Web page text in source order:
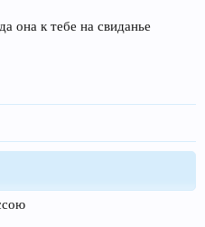
она к тебе на свиданье